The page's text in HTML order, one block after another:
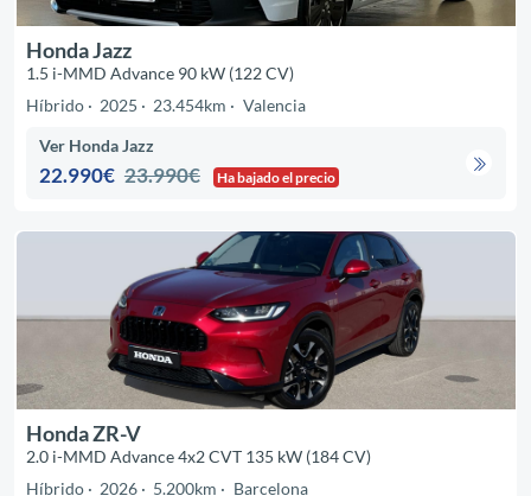
Honda Jazz
1.5 i-MMD Advance 90 kW (122 CV)
Híbrido
2025 23.454km Valencia
Ver Honda Jazz
22.990€ 23.990€ Ha bajado el precio
Honda ZR-V
2.0 i-MMD Advance 4x2 CVT 135 kW (184 CV)
Híbrido
2026 5.200km Barcelona